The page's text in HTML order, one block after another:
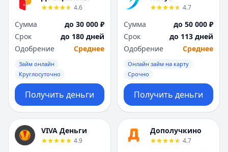
4.6
Сумма
до 30 000 ₽
Срок
до 180 дней
Одобрение
Среднее
Займ онлайн
Круглосуточно
Получить деньги
4.7
Сумма
до 50 000 ₽
Срок
до 113 дней
Одобрение
Среднее
Онлайн займ на карту
Срочно
Получить деньги
VIVA Деньги
4.9
Дополучкино
4.7